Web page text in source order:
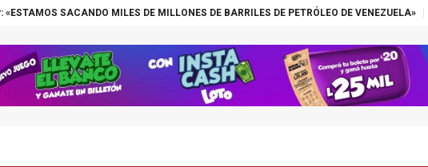
MILES DE MILLONES DE BARRILES DE PETRÓLEO DE VENEZUELA» “EL SECTOR